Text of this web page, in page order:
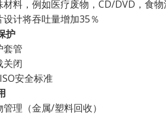
材料，例如医疗废物，CD/DVD，食
设计将吞吐量增加35％
护
套管
关闭
安全标准
管理（金属/塑料回收）